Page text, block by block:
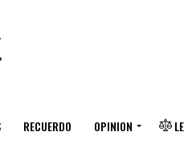
RECUERDO OPINION